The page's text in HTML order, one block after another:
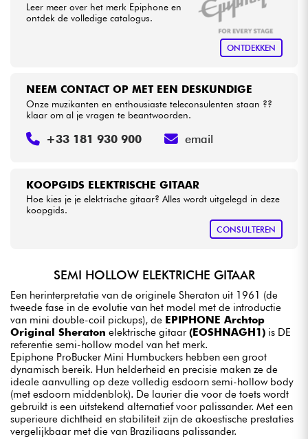
Leer meer over het merk Epiphone en
ontdek de volledige catalogus.
ONTDEKKEN
KOOPGIDS ELEKTRISCHE GITAAR
Hoe kies je je elektrische gitaar? Alles wordt uitgelegd in deze
koopgids.
CONSULTEREN
NEEM CONTACT OP MET EEN DESKUNDIGE
Onze muzikanten en enthousiaste teleconsulenten staan ??
klaar om al je vragen te beantwoorden.
+33 181 930 900 email
SEMI HOLLOW ELEKTRICHE GITAAR
Een herinterpretatie van de originele Sheraton uit 1961 (de
tweede fase in de evolutie van het model met de introductie
van mini double-coil pickups), de EPIPHONE Archtop
Original Sheraton elektrische gitaar (EOSHNAGH1) is DE
referentie semi-hollow model van het merk.
Epiphone ProBucker Mini Humbuckers hebben een groot
dynamisch bereik. Hun helderheid en precisie maken ze de
ideale aanvulling op deze volledig esdoorn semi-hollow body
(met esdoorn middenblok). De laurier die voor de toets wordt
gebruikt is een uitstekend alternatief voor palissander. Met een
superieure dichtheid en stabiliteit zijn de akoestische prestaties
vergelijkbaar met die van Braziliaans palissander.